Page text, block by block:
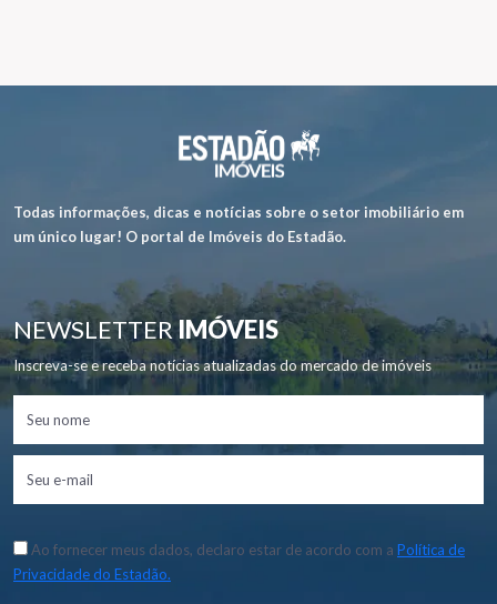
Todas informações, dicas e notícias sobre o setor imobiliário em
um único lugar! O portal de Imóveis do Estadão.
NEWSLETTERIMÓVEIS
Inscreva-se e receba notícias atualizadas do mercado de imóveis
Ao fornecer meus dados, declaro estar de acordo com a Política de
Privacidade do Estadão.